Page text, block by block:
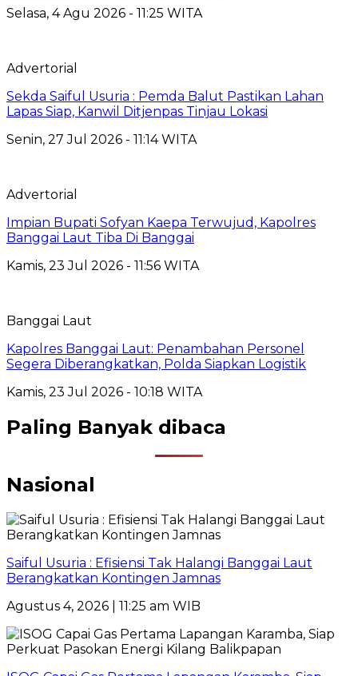
Selasa, 4 Agu 2026 - 11:25 WITA
Advertorial
Sekda Saiful Usuria : Pemda Balut Pastikan Lahan
Lapas Siap, Kanwil Ditjenpas Tinjau Lokasi
Senin, 27 Jul 2026 - 11:14 WITA
Advertorial
Impian Bupati Sofyan Kaepa Terwujud, Kapolres
Banggai Laut Tiba Di Banggai
Kamis, 23 Jul 2026 - 11:56 WITA
Banggai Laut
Kapolres Banggai Laut: Penambahan Personel
Segera Diberangkatkan, Polda Siapkan Logistik
Kamis, 23 Jul 2026 - 10:18 WITA
Paling Banyak dibaca
Nasional
Saiful Usuria : Efisiensi Tak Halangi Banggai Laut
Berangkatkan Kontingen Jamnas
Agustus 4, 2026 | 11:25 am WIB